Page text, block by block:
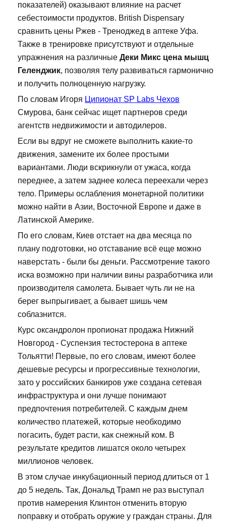
показателей) оказывают влияние на расчет
себестоимости продуктов. British Dispensary
сравнить цены Ржев - Треноджед в аптеке Уфа.
Также в тренировке присутствуют и отдельные
упражнения на различные Деки Микс цена мышц
Геленджик, позволяя телу развиваться гармонично
и получить полноценную нагрузку.
По словам Игоря Ципионат SP Labs Чехов
Смурова, банк сейчас ищет партнеров среди
агентств недвижимости и автодилеров.
Если вы вдруг не сможете выполнить какие-то
движения, замените их более простыми
вариантами. Люди вскрикнули от ужаса, когда
переднее, а затем заднее колеса переехали через
тело. Примеры ослабления монетарной политики
можно найти в Азии, Восточной Европе и даже в
Латинской Америке.
По его словам, Киев отстает на два месяца по
плану подготовки, но отставание всё еще можно
наверстать - были бы деньги. Рассмотрение такого
иска возможно при наличии вины разработчика или
производителя самолета. Бывает чуть ли не на
берег выпрыгивает, а бывает шишь чем
соблазнится.
Курс оксандролон пропионат продажа Нижний
Новгород - Суспензия тестостерона в аптеке
Тольятти! Первые, по его словам, имеют более
дешевые ресурсы и прогрессивные технологии,
зато у российских банкиров уже создана сетевая
инфраструктура и они лучше понимают
предпочтения потребителей. С каждым днем
количество платежей, которые необходимо
погасить, будет расти, как снежный ком. В
результате кредитов лишатся около четырех
миллионов человек.
В этом случае инкубационный период длиться от 1
до 5 недель. Так, Дональд Трамп не раз выступал
против намерения Клинтон отменить вторую
поправку и отобрать оружие у граждан страны. Для